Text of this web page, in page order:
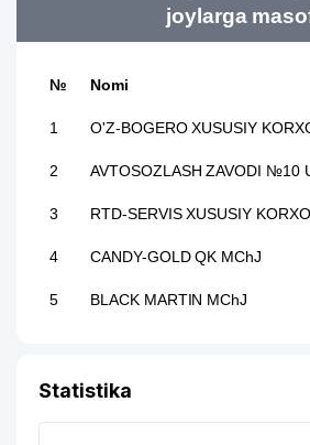
joylarga
№ Nomi
1 O'Z-BOGERO XUSUSIY
2 AVTOSOZLASH ZAVODI №10
3 RTD-SERVIS XUSUSIY
4 CANDY-GOLD QK MChJ
5 BLACK MARTIN MChJ
Statistika